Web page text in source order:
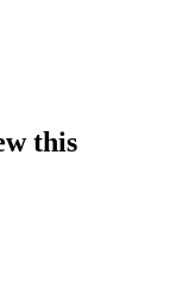
this